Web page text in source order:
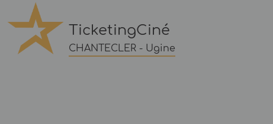
TicketingCiné
CHANTECLER - Ugine